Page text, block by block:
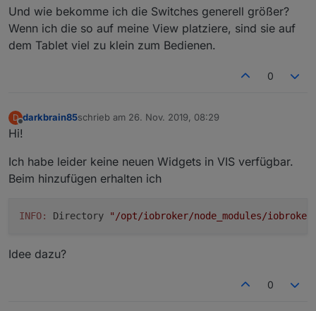
(Scrounger): Chart Widgets: option for
background color of diagram area added
Und wie bekomme ich die Switches generell größer?
Wenn ich die so auf meine View platziere, sind sie auf
dem Tablet viel zu klein zum Bedienen.
0
D
Offline
darkbrain85schrieb am 26. Nov. 2019, 08:29
zuletzt editiert von
Hi!
Ich habe leider keine neuen Widgets in VIS verfügbar.
Beim hinzufügen erhalten ich
INFO: Directory "/opt/iobroker/node_modules/
Idee dazu?
0